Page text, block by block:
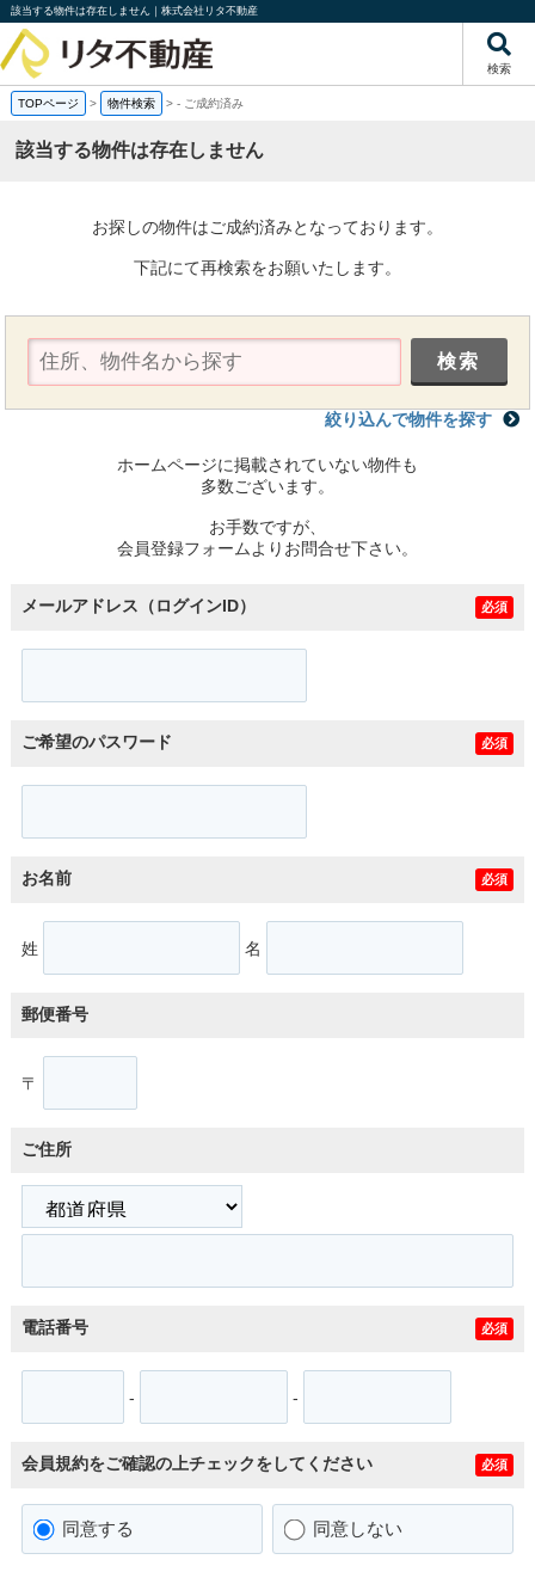
該当する物件は存在しません｜株式会社リタ不動産
検索
TOPページ > 物件検索 >- ご成約済み
該当する物件は存在しません
お探しの物件はご成約済みとなっております。
下記にて再検索をお願いたします。
絞り込んで物件を探す
ホームページに掲載されていない物件も
多数ございます。
お手数ですが、
会員登録フォームよりお問合せ下さい。
メールアドレス（ログインID） 必須
ご希望のパスワード 必須
お名前 必須
姓 名
郵便番号
〒
ご住所
電話番号 必須
- -
会員規約をご確認の上チェックをしてください 必須
同意する 同意しない